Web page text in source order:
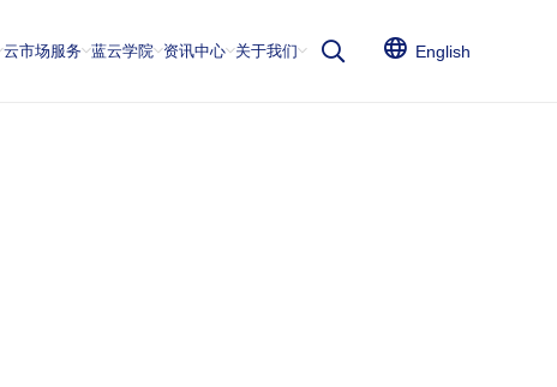
云市场服务 蓝云学院 资讯中心 关于我们 English